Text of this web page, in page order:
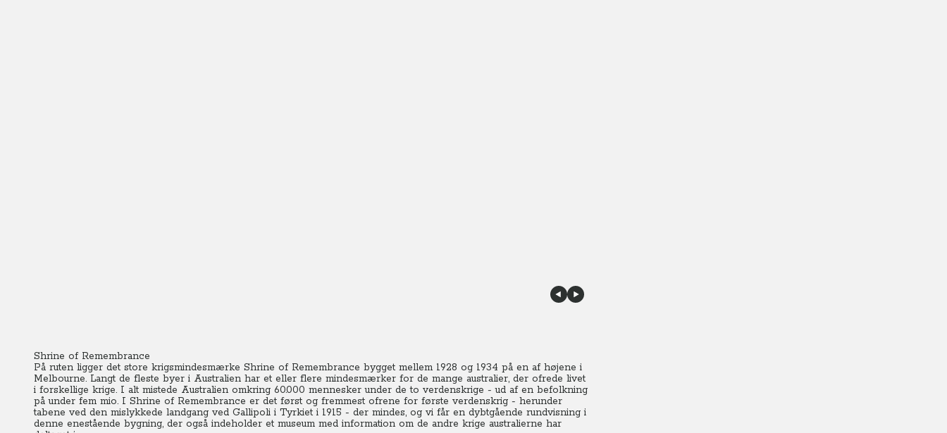
Shrine of Remembrance
På ruten ligger det store krigsmindesmærke Shrine of Remembrance bygget mellem 1928 og 1934 på en af højene i
Melbourne. Langt de fleste byer i Australien har et eller flere mindesmærker for de mange australier, der ofrede livet
i forskellige krige. I alt mistede Australien omkring 60.000 mennesker under de to verdenskrige - ud af en befolkning
på under fem mio. I Shrine of Remembrance er det først og fremmest ofrene for første verdenskrig - herunder
tabene ved den mislykkede landgang ved Gallipoli i Tyrkiet i 1915 - der mindes, og vi får en dybtgående rundvisning i
denne enestående bygning, der også indeholder et museum med information om de andre krige australierne har